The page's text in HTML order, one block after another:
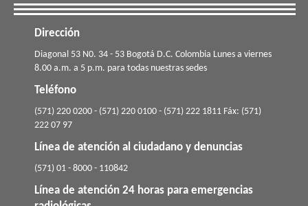
Dirección
​​​Diagonal 53 N0. 34 - 53 Bogotá D.C. Colombia Lunes a viernes
8.00 a.m. a 5 p.m. para todas nuestras sedes
Teléfono
(571) 220 0200 - (571) 220 0100 - (571) 222 1811 Fáx: (571)
222 07 97
Línea de atención al ciudadano y denuncias
(571) 01 - 8000 - 110842
Línea de atención 24 horas para emergencias